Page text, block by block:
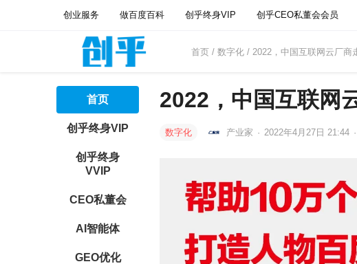
创业服务 做百度百科 创乎终身VIP 创乎CEO私董会会员
首页/ 数字化 / 2022，中国互联网云厂商
首页
创乎终身VIP
创乎终身
VVIP
CEO私董会
AI智能体
GEO优化
2022，中国互联网
数字化 产业家 · 2022年4月27日 21:44 ·